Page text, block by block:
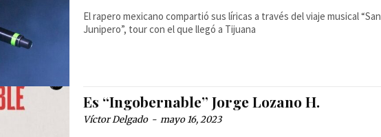
El rapero mexicano compartió sus líricas a través del viaje musical “San
Junipero”, tour con el que llegó a Tijuana
Es “Ingobernable” Jorge Lozano H.
Víctor Delgado - mayo 16, 2023